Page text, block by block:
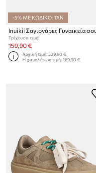
-5% ΜΕ ΚΩΔΙΚΟ: TAN
Τρέχουσα τιμή:
159,90 €
Αρχική τιμή:229,90 €
Η χαμηλότερη τιμή:169,90 €